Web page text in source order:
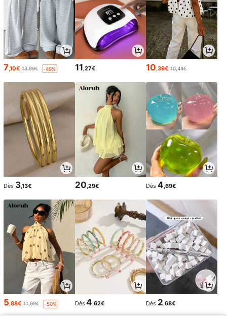
7,10€ 13,99€ -49% 11 ,27€ 10 ,39€ 10,49€
Dès 3,13€ 20,29€ Dès 4,69€
5,88€ 11,99€ -50% Dès 4,62€ Dès 2,68€